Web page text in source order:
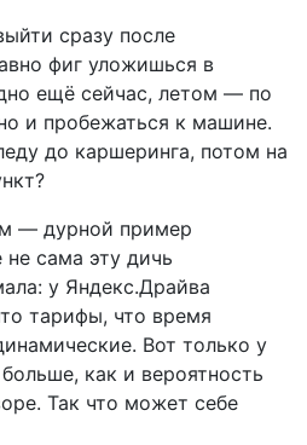
сразу после
фиг уложишься в
ещё сейчас, летом — по
и пробежаться к машине.
до каршеринга, потом на
— дурной пример
не сама эту дичь
у Яндекс.Драйва
тарифы, что время
Вот только у
как и вероятность
Так что может себе